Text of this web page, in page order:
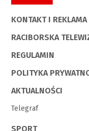
KONTAKT I REKLAMA
RACIBORSKA
REGULAMIN
POLITYKA
AKTUALNOŚCI
Telegraf
SPORT